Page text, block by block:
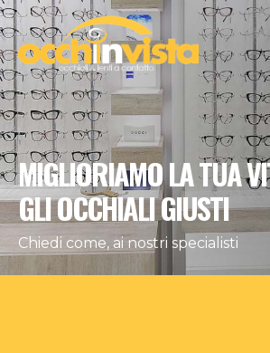
MIGLIORIAMO LA TUA
GLI OCCHIALI GIUSTI
Chiedi come, ai nostri specialisti